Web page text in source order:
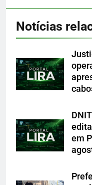
Notícias
em